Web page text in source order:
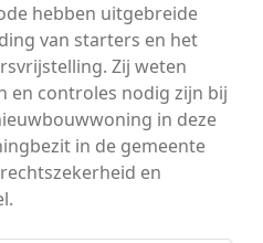
hebben uitgebreide
van starters en het
Zij weten
en controles nodig zijn bij
in deze
in de gemeente
en